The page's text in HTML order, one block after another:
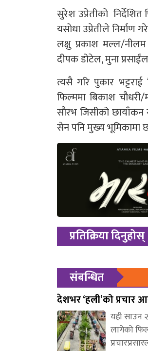
सुरेश उप्रेतीको निर्देशित
यसोधा उप्रेतीले निर्माण
लक्षु प्रकाश मल्ल/नीलम
दीपक डोटेल, मुना
त्यसै गरि पुकार
फिल्ममा बिकाश
सौरभ जिसीको छायाँकन
सेन पनि मुख्य भूमिकामा
प्रतिक्रिया दिनुहोस्
संबन्धित
देशभर ‘हली’को प्रचार
यही साउन
लागेको